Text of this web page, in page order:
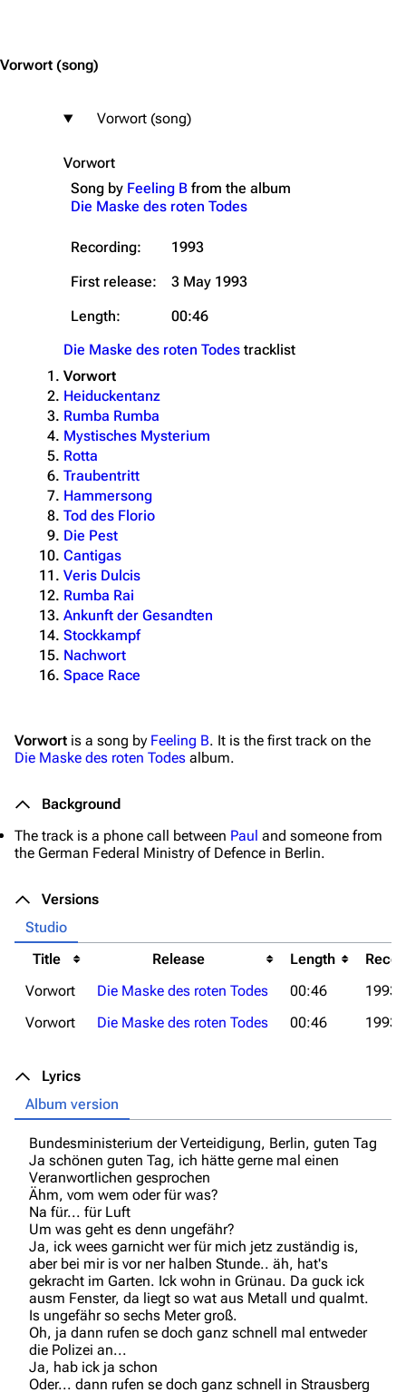
3.4K
Navigation
Main page
Blog
On this day
Random page
Rammstein
Information
Discography
Videography
Vorwort (song)
Vorwort (song)
Vorwort
Song by Feeling B from the album
Die Maske des roten Todes
Recording:
1993
First release:
3 May 1993
Length:
00:46
Die Maske des roten Todes tracklist
Vorwort
Heiduckentanz
Rumba Rumba
Mystisches Mysterium
Rotta
Traubentritt
Hammersong
Tod des Florio
Die Pest
Cantigas
Veris Dulcis
Rumba Rai
Ankunft der Gesandten
Stockkampf
Nachwort
Space Race
Vorwort is a song by Feeling B. It is the first track on the
Die Maske des roten Todes album.
Background
The track is a phone call between Paul and someone from
the German Federal Ministry of Defence in Berlin.
Versions
Studio
Title
Release Length
Vorwort
Die Maske des roten Todes 00:46
1993
Vorwort
Die Maske des roten Todes 00:46 1993
Lyrics
Album version
Bundesministerium der Verteidigung, Berlin, guten Tag
Ja schönen guten Tag, ich hätte gerne mal einen
Veranwortlichen gesprochen
Ähm, vom wem oder für was?
Na für... für Luft
Um was geht es denn ungefähr?
Ja, ick wees garnicht wer für mich jetz zuständig is,
aber bei mir is vor ner halben Stunde.. äh, hat's
gekracht im Garten. Ick wohn in Grünau. Da guck ick
ausm Fenster, da liegt so wat aus Metall und qualmt.
Is ungefähr so sechs Meter groß.
Oh, ja dann rufen se doch ganz schnell mal entweder
die Polizei an...
Ja, hab ick ja schon
Oder... dann rufen se doch ganz schnell in Strausberg